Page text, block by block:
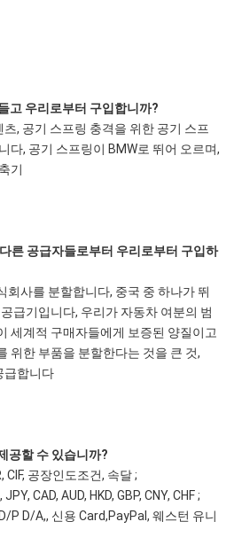
고 우리로부터 구입합니까?
츠, 공기 스프링 충격을 위한 공기 스프
다, 공기 스프링이 BMW로 뛰어 오르며,
기
른 공급자들로부터 우리로부터 구입하
회사를 분할합니다, 중국 중 하나가 뛰
급기입니다, 우리가 자동차 여분의 범
세계적 구매자들에게 보증된 양질이고
위한 부품을 분할한다는 것을 큰 것,
급합니다
공할 수 있습니까?
CIF, 공장인도조건, 속달 ;
CAD, AUD, HKD, GBP, CNY, CHF ;
P D/A,, 신용 Card,PayPal, 웨스턴 유니